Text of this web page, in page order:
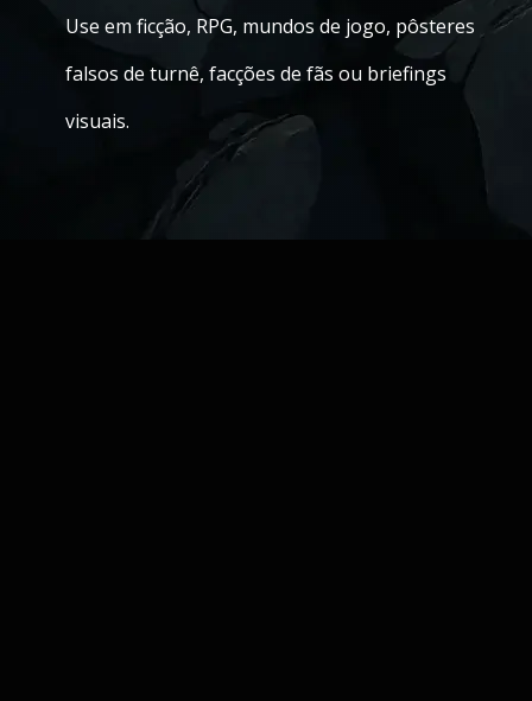
Use em ficção, RPG, mundos de jogo, pôsteres
falsos de turnê, facções de fãs ou briefings
visuais.